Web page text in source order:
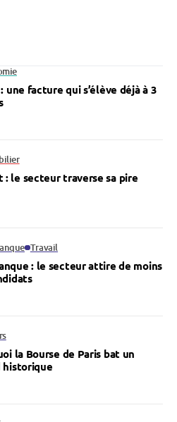
une facture qui s’élève déjà à 3
: le secteur traverse sa pire
Travail
: le secteur attire de moins
la Bourse de Paris bat un
historique